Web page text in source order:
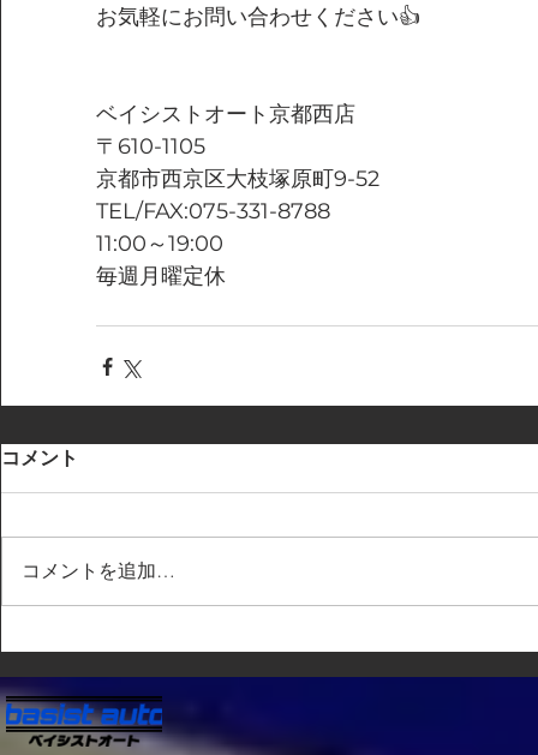
お気軽にお問い合わせください👍
ベイシストオート京都西店
〒610-1105
京都市西京区大枝塚原町9-52
TEL/FAX:075-331-8788
11:00～19:00
毎週月曜定休
コメント
コメントを追加…